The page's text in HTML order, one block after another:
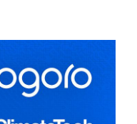
型」的過程中，不會